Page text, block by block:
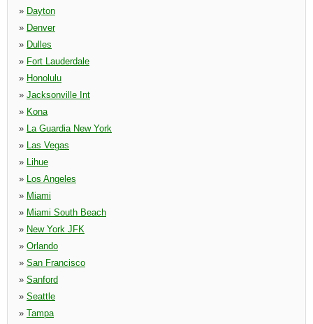
» Dayton
» Denver
» Dulles
» Fort Lauderdale
» Honolulu
» Jacksonville Int
» Kona
» La Guardia New York
» Las Vegas
» Lihue
» Los Angeles
» Miami
» Miami South Beach
» New York JFK
» Orlando
» San Francisco
» Sanford
» Seattle
» Tampa